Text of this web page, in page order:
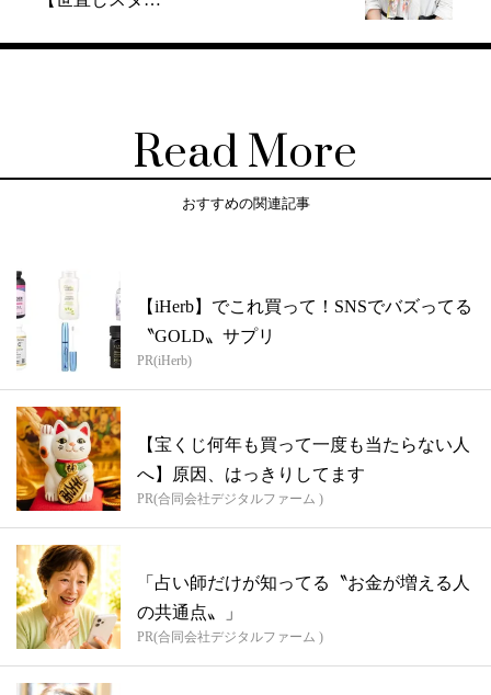
Read More
おすすめの関連記事
【iHerb】でこれ買って！SNSでバズってる
〝GOLD〟サプリ
PR(iHerb)
【宝くじ何年も買って一度も当たらない人
へ】原因、はっきりしてます
PR(合同会社デジタルファーム )
「占い師だけが知ってる〝お金が増える人
の共通点〟」
PR(合同会社デジタルファーム )